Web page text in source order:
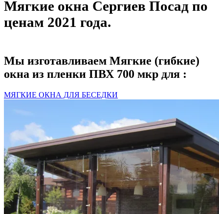
Мягкие окна Сергиев Посад по
ценам 2021 года.
Мы изготавливаем Мягкие (гибкие)
окна из пленки ПВХ 700 мкр для :
МЯГКИЕ ОКНА ДЛЯ БЕСЕДКИ